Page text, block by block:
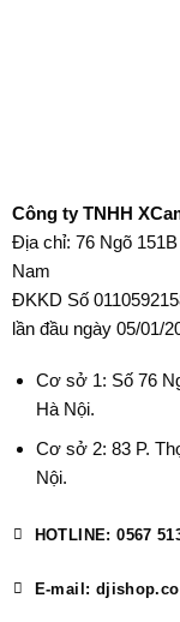
Công ty TNHH
Địa chỉ: 76 Ngõ
Nam
ĐKKD Số
lần đầu ngày 05/01/
Cơ sở 1: Số 76
Hà Nội.
Cơ sở 2: 83 P.
Nội.
HOTLINE: 0567
E-mail: